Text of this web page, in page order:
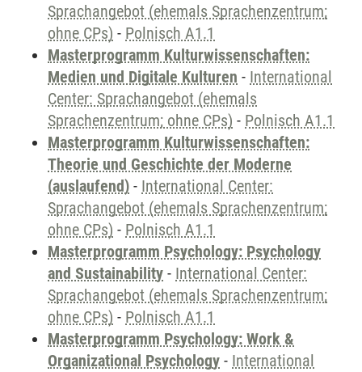
Sprachangebot (ehemals Sprachenzentrum;
ohne CPs) - Polnisch A1.1
Masterprogramm Kulturwissenschaften:
Medien und Digitale Kulturen - International
Center: Sprachangebot (ehemals
Sprachenzentrum; ohne CPs) - Polnisch A1.1
Masterprogramm Kulturwissenschaften:
Theorie und Geschichte der Moderne
(auslaufend) - International Center:
Sprachangebot (ehemals Sprachenzentrum;
ohne CPs) - Polnisch A1.1
Masterprogramm Psychology: Psychology
and Sustainability - International Center:
Sprachangebot (ehemals Sprachenzentrum;
ohne CPs) - Polnisch A1.1
Masterprogramm Psychology: Work &
Organizational Psychology - International